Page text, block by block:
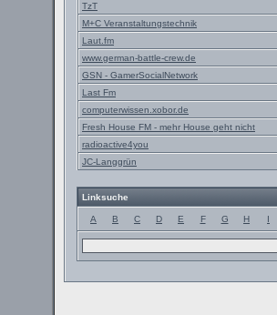
TzT
M+C Veranstaltungstechnik
Laut.fm
www.german-battle-crew.de
GSN - GamerSocialNetwork
Last Fm
computerwissen.xobor.de
Fresh House FM - mehr House geht nicht
radioactive4you
JC-Langgrün
Linksuche
A B C D E F G H I